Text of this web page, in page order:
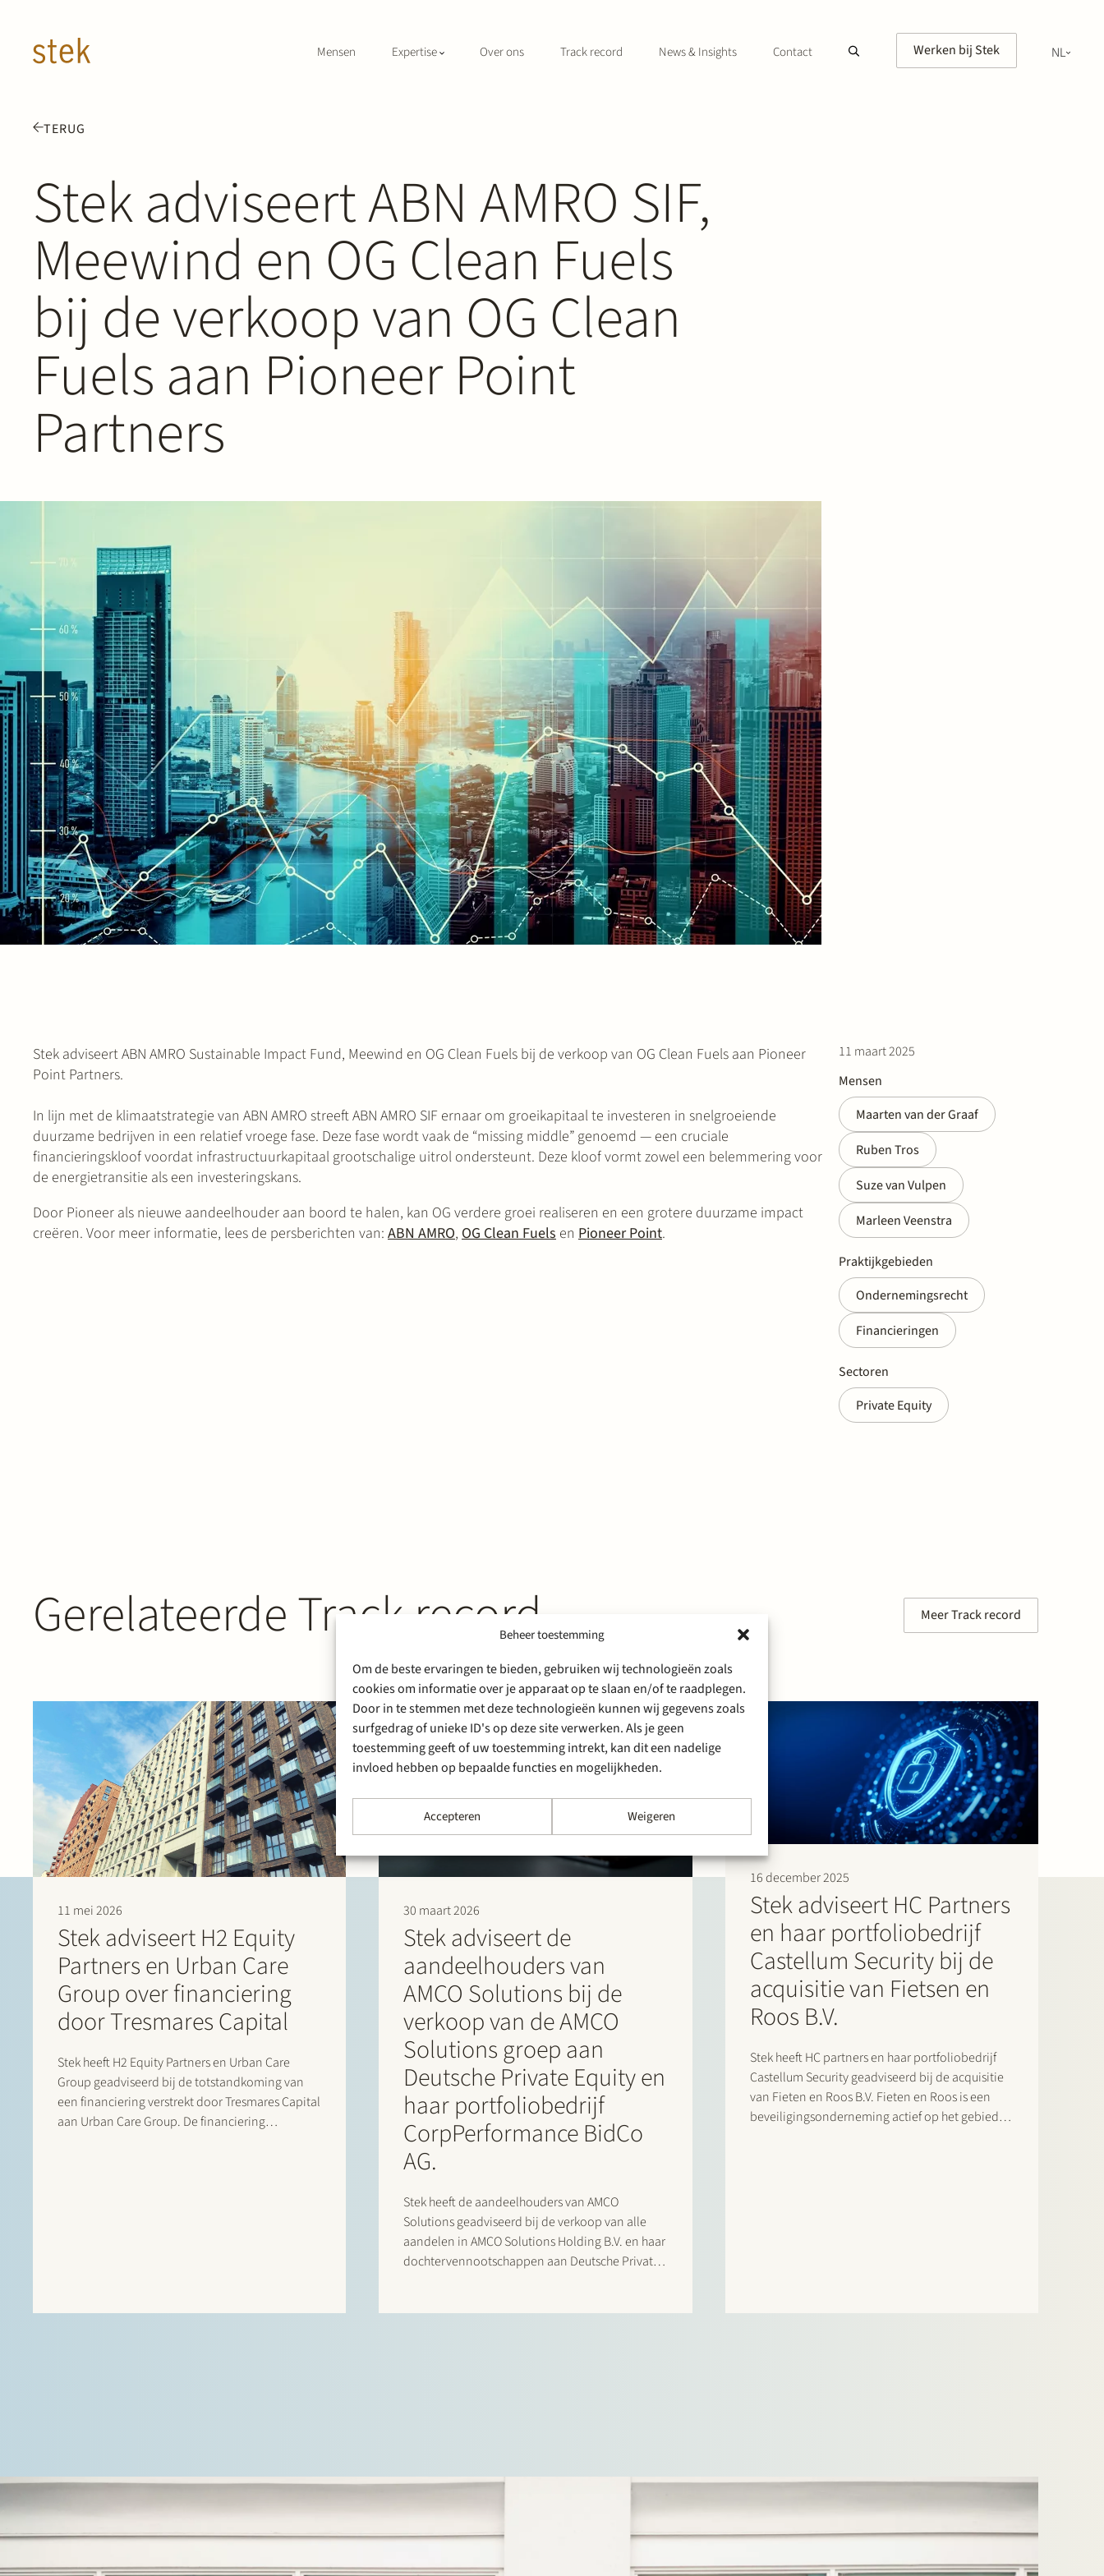
Beheer toestemming
Om de beste ervaringen te bieden, gebruiken wij technologieën zoals
cookies om informatie over je apparaat op te slaan en/of te raadplegen.
Door in te stemmen met deze technologieën kunnen wij gegevens zoals
surfgedrag of unieke ID's op deze site verwerken. Als je geen
toestemming geeft of uw toestemming intrekt, kan dit een nadelige
invloed hebben op bepaalde functies en mogelijkheden.
Accepteren Weigeren
Mensen Expertise Over ons Track record News & Insights Contact Werken bij Stek
NL
TERUG
Stek adviseert ABN AMRO SIF,
Meewind en OG Clean Fuels
bij de verkoop van OG Clean
Fuels aan Pioneer Point
Partners
11 maart 2025
Mensen
Maarten van der Graaf
Ruben Tros
Suze van Vulpen
Marleen Veenstra
Praktijkgebieden
Ondernemingsrecht
Financieringen
Sectoren
Private Equity
Stek adviseert ABN AMRO Sustainable Impact Fund, Meewind en OG Clean Fuels bij de verkoop van OG Clean Fuels aan Pioneer
Point Partners.
In lijn met de klimaatstrategie van ABN AMRO streeft ABN AMRO SIF ernaar om groeikapitaal te investeren in snelgroeiende
duurzame bedrijven in een relatief vroege fase. Deze fase wordt vaak de “missing middle” genoemd — een cruciale
financieringskloof voordat infrastructuurkapitaal grootschalige uitrol ondersteunt. Deze kloof vormt zowel een belemmering voor
de energietransitie als een investeringskans.
Door Pioneer als nieuwe aandeelhouder aan boord te halen, kan OG verdere groei realiseren en een grotere duurzame impact
creëren. Voor meer informatie, lees de persberichten van: ABN AMRO, OG Clean Fuels en Pioneer Point.
Gerelateerde Track record Meer Track record
11 mei 2026
Stek adviseert H2 Equity
Partners en Urban Care
Group over financiering
door Tresmares Capital
Stek heeft H2 Equity Partners en Urban Care
Group geadviseerd bij de totstandkoming van
een financiering verstrekt door Tresmares Capital
aan Urban Care Group. De financiering
30 maart 2026
Stek adviseert de
aandeelhouders van
AMCO Solutions bij de
verkoop van de AMCO
Solutions groep aan
Deutsche Private Equity en
haar portfoliobedrijf
CorpPerformance BidCo
AG.
Stek heeft de aandeelhouders van AMCO
Solutions geadviseerd bij de verkoop van alle
aandelen in AMCO Solutions Holding B.V. en haar
dochtervennootschappen aan Deutsche Private
16 december 2025
Stek adviseert HC Partners
en haar portfoliobedrijf
Castellum Security bij de
acquisitie van Fietsen en
Roos B.V.
Stek heeft HC partners en haar portfoliobedrijf
Castellum Security geadviseerd bij de acquisitie
van Fieten en Roos B.V. Fieten en Roos is een
beveiligingsonderneming actief op het gebied